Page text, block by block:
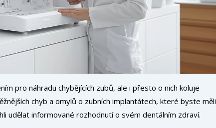
pro náhradu chybějících zubů, ale i přesto o nich koluje
chyb a omylů o zubních implantátech, které byste měli
udělat informované rozhodnutí o svém dentálním zdraví.